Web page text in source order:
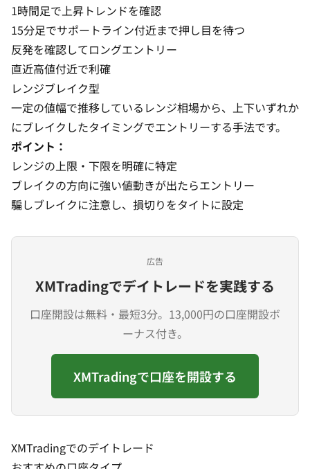
1時間足で上昇トレンドを確認
15分足でサポートライン付近まで押し目を待つ
反発を確認してロングエントリー
直近高値付近で利確
レンジブレイク型
一定の値幅で推移しているレンジ相場から、上下いずれか
にブレイクしたタイミングでエントリーする手法です。
ポイント：
レンジの上限・下限を明確に特定
ブレイクの方向に強い値動きが出たらエントリー
騙しブレイクに注意し、損切りをタイトに設定
広告
XMTradingでデイトレードを実践する
口座開設は無料・最短3分。13,000円の口座開設ボ
ーナス付き。
XMTradingで口座を開設する
XMTradingでのデイトレード